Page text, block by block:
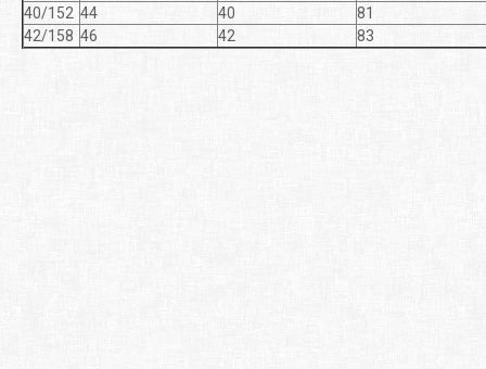
40/152 44 40
81
42/158 46 42 83